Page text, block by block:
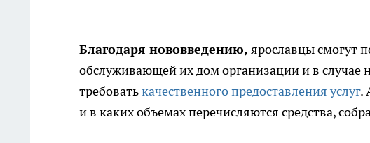
Благодаря нововведению, ярославцы смогут
обслуживающей их дом организации и в случае
требоватькачественного предоставления услуг.
и в каких объемах перечисляются средства,